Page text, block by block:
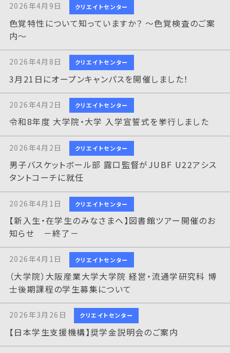
2026年4月9日 クリエイトセンター
色覚特性について知っていますか？ ～色覚検査のご案
内～
2026年4月8日 クリエイトセンター
3月21日にオープンキャンパスを開催しました！
2026年4月2日 クリエイトセンター
令和8年度 大学院・大学 入学宣誓式を挙行しました
2026年4月2日 クリエイトセンター
男子バスケットボール部 露口監督がJUBF U22アシス
タントコーチに就任
2026年4月1日 クリエイトセンター
【新入生・在学生のみなさまへ】図書館ツアー開催のお
知らせ －終了－
2026年4月1日 クリエイトセンター
（大学院）大阪産業大学大学院 経営・流通学研究科 博
士後期課程の学生募集について
2026年3月26日 クリエイトセンター
【日本学生支援機構】奨学金説明会のご案内